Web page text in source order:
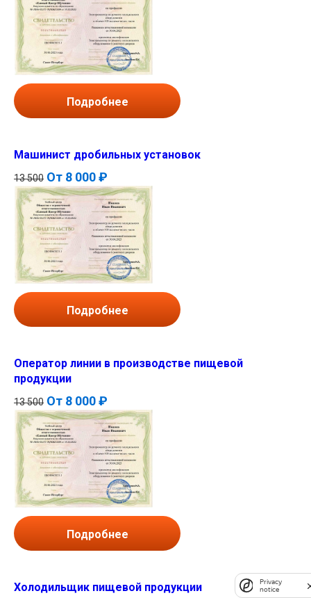
Подробнее
Машинист дробильных установок
13 500 От 8 000 ₽
Подробнее
Оператор линии в производстве пищевой
продукции
13 500 От 8 000 ₽
Подробнее
Холодильщик пищевой продукции
Privacy
notice